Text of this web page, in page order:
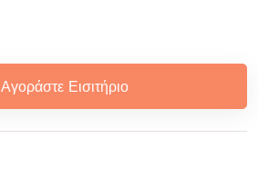
Αγοράστε Εισιτήριο